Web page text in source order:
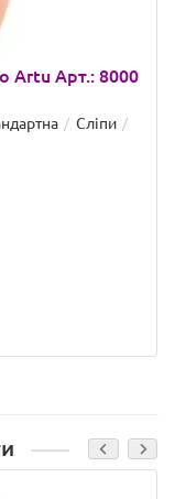
Artu Арт.: 8000
Сліпи